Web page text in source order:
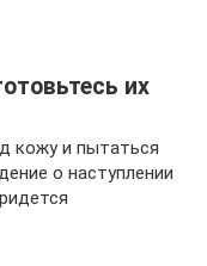
их
кожу и пытаться
о наступлении